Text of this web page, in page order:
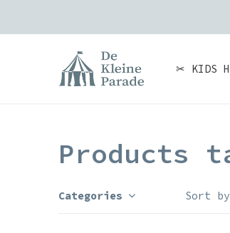
✂ KIDS
Products
Categories Sort by